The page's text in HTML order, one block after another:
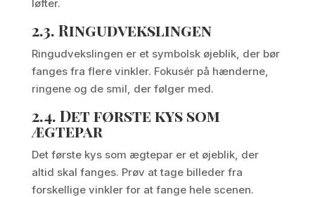
løfter.
2.3. Ringudvekslingen
Ringudvekslingen er et symbolsk øjeblik, der bør
fanges fra flere vinkler. Fokusér på hænderne,
ringene og de smil, der følger med.
2.4. Det første kys som
ægtepar
Det første kys som ægtepar er et øjeblik, der
altid skal fanges. Prøv at tage billeder fra
forskellige vinkler for at fange hele scenen.